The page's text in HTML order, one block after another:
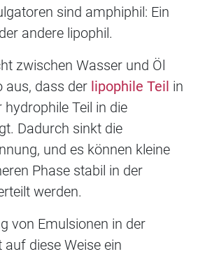
sind amphiphil: Ein
andere lipophil.
zwischen Wasser und Öl
aus, dass der lipophile Teil in
hydrophile Teil in die
Dadurch sinkt die
und es können kleine
Phase stabil in der
werden.
von Emulsionen in der
diese Weise ein